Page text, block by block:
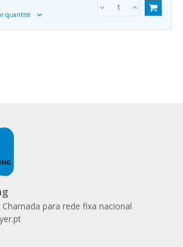
quantité
para rede fixa nacional